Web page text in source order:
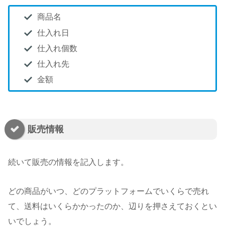
商品名
仕入れ日
仕入れ個数
仕入れ先
金額
販売情報
続いて販売の情報を記入します。
どの商品がいつ、どのプラットフォームでいくらで売れ
て、送料はいくらかかったのか、辺りを押さえておくとい
いでしょう。